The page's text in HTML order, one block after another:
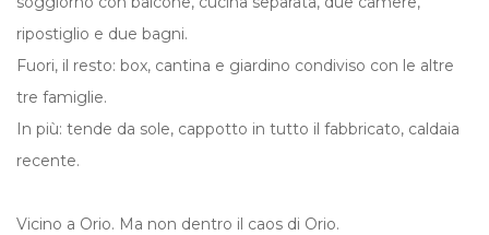
ripostiglio e due bagni.
Fuori, il resto: box, cantina e giardino condiviso con le altre
tre famiglie.
In più: tende da sole, cappotto in tutto il fabbricato, caldaia
recente.
Vicino a Orio. Ma non dentro il caos di Orio.